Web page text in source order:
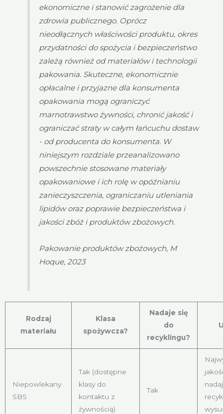
ekonomiczne i stanowić zagrożenie dla
zdrowia publicznego. Oprócz
nieodłącznych właściwości produktu, okres
przydatności do spożycia i bezpieczeństwo
zależą również od materiałów i technologii
pakowania. Skuteczne, ekonomicznie
opłacalne i przyjazne dla konsumenta
opakowania mogą ograniczyć
marnotrawstwo żywności, chronić jakość i
ograniczać straty w całym łańcuchu dostaw
- od producenta do konsumenta. W
niniejszym rozdziale przeanalizowano
powszechnie stosowane materiały
opakowaniowe i ich rolę w opóźnianiu
zanieczyszczenia, ograniczaniu utleniania
lipidów oraz poprawie bezpieczeństwa i
jakości zbóż i produktów zbożowych.
Pakowanie produktów zbożowych, M
Hoque, 2023
Rodzaj
materiału
Klasa
spożywcza?
Nadaje się
do
recyklingu?
Niepowlekany
SBS
Tak (dostępne
klasy do
kontaktu z
żywnością)
Tak